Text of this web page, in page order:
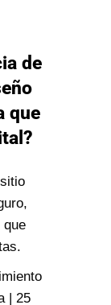
de
que
que
| 25